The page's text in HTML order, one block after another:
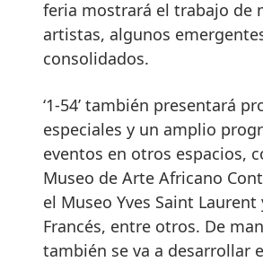
feria mostrará el trabajo de
artistas, algunos
consolidados.
‘1-54’ también presentará
especiales y un amplio
eventos en otros espacios,
Museo de Arte Africano
el Museo Yves Saint
Francés, entre otros. De
también se va a desarrollar